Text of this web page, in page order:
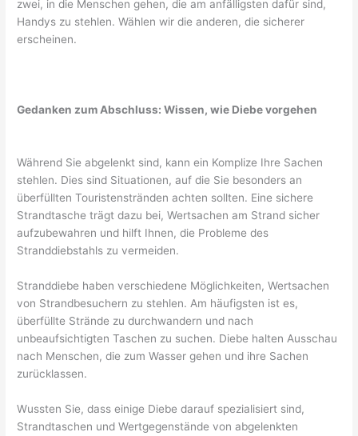
zwei, in die Menschen gehen, die am anfälligsten dafür sind,
Handys zu stehlen. Wählen wir die anderen, die sicherer
erscheinen.
Gedanken zum Abschluss: Wissen, wie Diebe vorgehen
Während Sie abgelenkt sind, kann ein Komplize Ihre Sachen
stehlen. Dies sind Situationen, auf die Sie besonders an
überfüllten Touristenstränden achten sollten. Eine sichere
Strandtasche trägt dazu bei, Wertsachen am Strand sicher
aufzubewahren und hilft Ihnen, die Probleme des
Stranddiebstahls zu vermeiden.
Stranddiebe haben verschiedene Möglichkeiten, Wertsachen
von Strandbesuchern zu stehlen. Am häufigsten ist es,
überfüllte Strände zu durchwandern und nach
unbeaufsichtigten Taschen zu suchen. Diebe halten Ausschau
nach Menschen, die zum Wasser gehen und ihre Sachen
zurücklassen.
Wussten Sie, dass einige Diebe darauf spezialisiert sind,
Strandtaschen und Wertgegenstände von abgelenkten